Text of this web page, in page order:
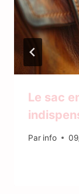
Le sac
Par info